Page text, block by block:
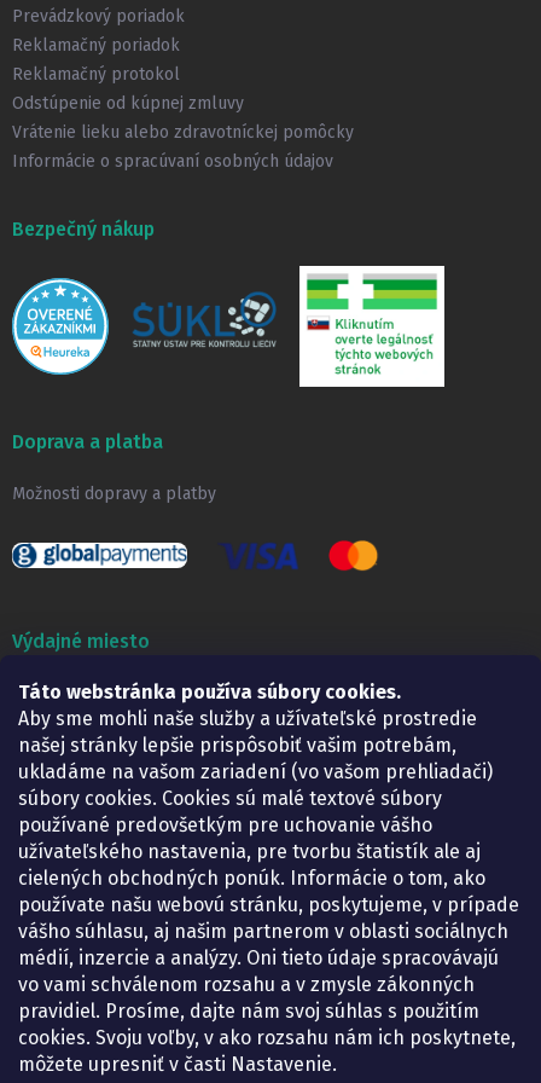
Táto webstránka používa súbory cookies.
Aby sme mohli naše služby a užívateľské prostredie
našej stránky lepšie prispôsobiť vašim potrebám,
ukladáme na vašom zariadení (vo vašom prehliadači)
súbory cookies. Cookies sú malé textové súbory
používané predovšetkým pre uchovanie vášho
užívateľského nastavenia, pre tvorbu štatistík ale aj
cielených obchodných ponúk. Informácie o tom, ako
používate našu webovú stránku, poskytujeme, v prípade
vášho súhlasu, aj našim partnerom v oblasti sociálnych
médií, inzercie a analýzy. Oni tieto údaje spracovávajú
vo vami schválenom rozsahu a v zmysle zákonných
pravidiel. Prosíme, dajte nám svoj súhlas s použitím
cookies. Svoju voľby, v ako rozsahu nám ich poskytnete,
môžete upresniť v časti Nastavenie.
Prevádzkový poriadok
Reklamačný poriadok
Reklamačný protokol
Odstúpenie od kúpnej zmluvy
Vrátenie lieku alebo zdravotníckej pomôcky
Informácie o spracúvaní osobných údajov
Bezpečný nákup
Doprava a platba
Možnosti dopravy a platby
Výdajné miesto
Lekáreň ADONAI
Košice – Smetanova 2
Pondelok:
07.30 – 15.30 h.
Utorok:
07.30 – 16.00 h.
Streda:
07.30 – 16.00 h.
Štvrtok:
07.30 – 15.30 h.
Piatok:
07.30 – 15.30 h.
KONTAKT
eshop@lekarenadonai.sk
+421 948 203 203
Nájdete nás na Facebooku.
lekarenadonai/